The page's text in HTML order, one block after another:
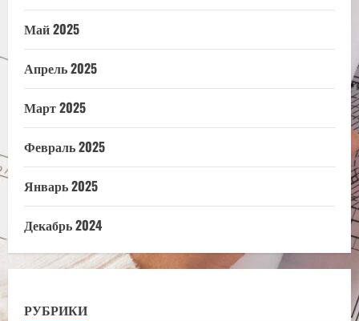
Май 2025
Апрель 2025
Март 2025
Февраль 2025
Январь 2025
Декабрь 2024
РУБРИКИ